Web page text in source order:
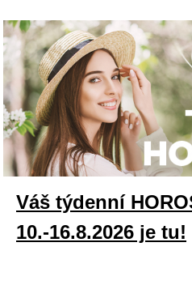
Váš týdenní
10.-16.8.2026 je tu!